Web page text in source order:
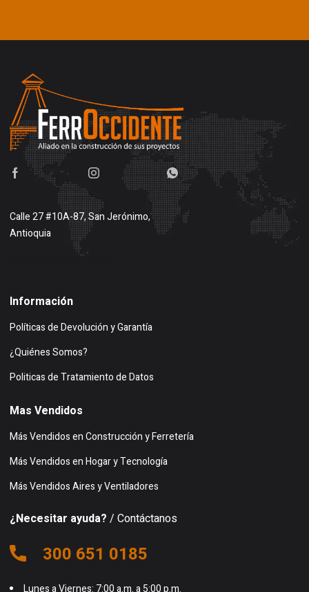
Calle 27 #10A-87, San Jerónimo,
Antioquia
Información
Políticas de Devolución y Garantía
¿Quiénes Somos?
Politicas de Tratamiento de Datos
Mas Vendidos
Más Vendidos en Construcción y Ferretería
Más Vendidos en Hogar y Tecnología
Más Vendidos Aires y Ventiladores
¿Necesitar ayuda? / Contáctanos
300 651 0185
Lunes a Viernes: 7:00 a.m. a 5:00 p.m.